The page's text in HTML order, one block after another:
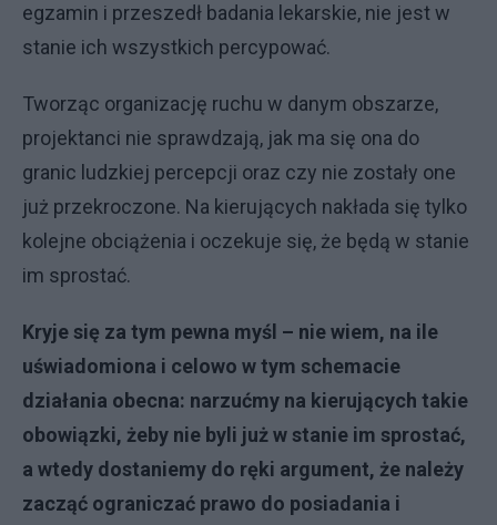
egzamin i przeszedł badania lekarskie, nie jest w
stanie ich wszystkich percypować.
Tworząc organizację ruchu w danym obszarze,
projektanci nie sprawdzają, jak ma się ona do
granic ludzkiej percepcji oraz czy nie zostały one
już przekroczone. Na kierujących nakłada się tylko
kolejne obciążenia i oczekuje się, że będą w stanie
im sprostać.
Kryje się za tym pewna myśl – nie wiem, na ile
uświadomiona i celowo w tym schemacie
działania obecna: narzućmy na kierujących takie
obowiązki, żeby nie byli już w stanie im sprostać,
a wtedy dostaniemy do ręki argument, że należy
zacząć ograniczać prawo do posiadania i